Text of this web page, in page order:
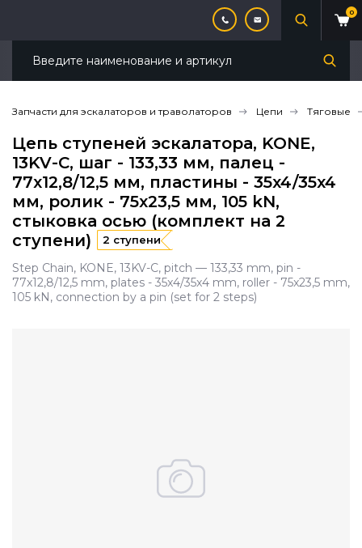
0
Запчасти для эскалаторов и траволаторов Цепи Тяговые
Цепь ступеней эскалатора, KONE,
13KV-C, шаг - 133,33 мм, палец -
77x12,8/12,5 мм, пластины - 35x4/35x4
мм, ролик - 75x23,5 мм, 105 kN,
стыковка осью (комплект на 2
ступени)
2 ступени
Step Chain, KONE, 13KV-C, pitch — 133,33 mm, pin -
77x12,8/12,5 mm, plates - 35x4/35x4 mm, roller - 75x23,5 mm,
105 kN, connection by a pin (set for 2 steps)